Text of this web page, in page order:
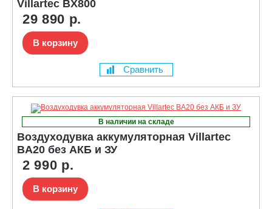
Villartec BX800
29 890 р.
В корзину
Сравнить
В наличии на складе
Воздуходувка аккумуляторная Villartec
BA20 без АКБ и ЗУ
2 990 р.
В корзину